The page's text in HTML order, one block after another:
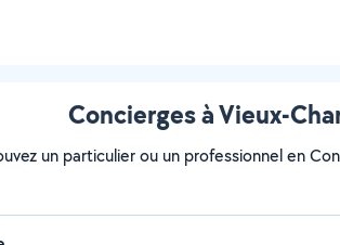
Concierges à Vieux-
un particulier ou un professionnel en